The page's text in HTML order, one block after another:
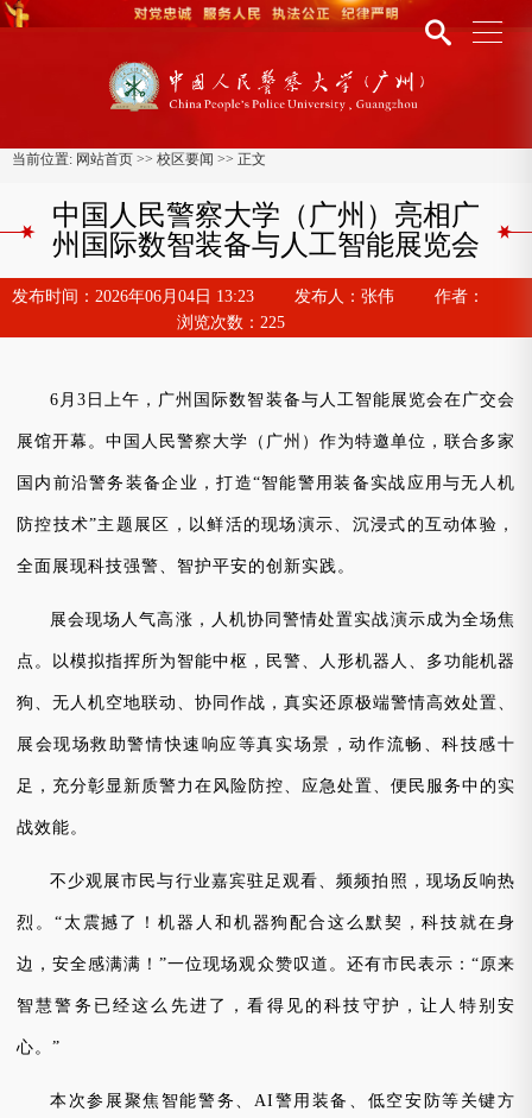
当前位置: 网站首页 >> 校区要闻 >> 正文
中国人民警察大学（广州）亮相广
州国际数智装备与人工智能展览会
发布时间： 2026年06月04日 13:23 发布人： 张伟
作者：
浏览次数： 225
6月3日上午， 广州国际数智装备与人工智能展览会在广交会
展馆开幕。中国人民警察大学（广州）作为特邀单位，联合多家
国内前沿警务装备企业，打造“智能警用装备实战应用与无人机
防控技术”主题展区，以鲜活的现场演示、沉浸式的互动体验，
全面展现科技强警、智护平安的创新实践。
展会现场人气高涨，人机协同警情处置实战演示成为全场焦
点。以模拟指挥所为智能中枢，民警、人形机器人、多功能机器
狗、无人机空地联动、协同作战，真实还原极端警情高效处置、
展会现场救助警情快速响应等真实场景，动作流畅、科技感十
足，充分彰显新质警力在风险防控、应急处置、便民服务中的实
战效能。
不少观展市民与行业嘉宾驻足观看、频频拍照，现场反响热
烈。 “太震撼了！机器人和机器狗配合这么默契，科技就在身
边，安全感满满！”一位现场观众赞叹道。还有市民表示：“原来
智慧警务已经这么先进了，看得见的科技守护，让人特别安
心。”
本次参展聚焦智能警务、 AI警用装备、低空安防等关键方